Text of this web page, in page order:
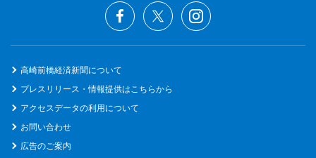
高崎前橋経済新聞について
プレスリリース・情報提供はこちらから
アクセスデータの利用について
お問い合わせ
広告のご案内